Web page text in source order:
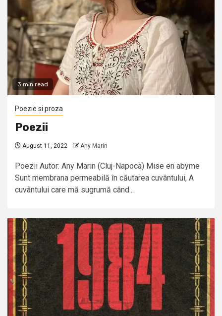
3 min read
Poezie si proza
Poezii
August 11, 2022 Any Marin
Poezii Autor: Any Marin (Cluj-Napoca) Mise en abyme
Sunt membrana permeabilă în căutarea cuvântului, A
cuvântului care mă sugrumă când...